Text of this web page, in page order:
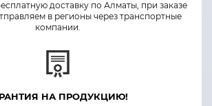
доставку по Алматы, при заказе
в регионы через транспортные
компании.
НА ПРОДУКЦИЮ!